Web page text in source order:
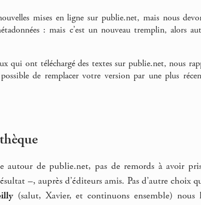
mises en ligne sur publie.net, mais nous
: mais c’est un nouveau tremplin, alors
qui ont téléchargé des textes sur publie.net, nous
de remplacer votre version par une plus
autour de publie.net, pas de remords à avoir
–, auprès d’éditeurs amis. Pas d’autre choix
(salut, Xavier, et continuons ensemble) nous